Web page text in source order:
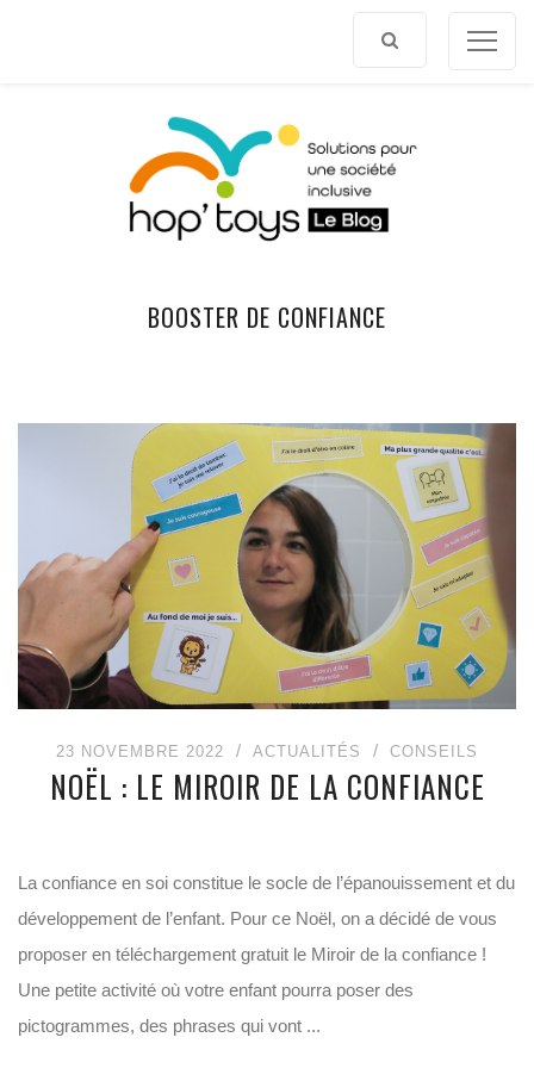
BOOSTER DE CONFIANCE
23 NOVEMBRE 2022 ACTUALITÉS CONSEILS
NOËL : LE MIROIR DE LA CONFIANCE
La confiance en soi constitue le socle de l’épanouissement et du
développement de l’enfant. Pour ce Noël, on a décidé de vous
proposer en téléchargement gratuit le Miroir de la confiance !
Une petite activité où votre enfant pourra poser des
pictogrammes, des phrases qui vont ...